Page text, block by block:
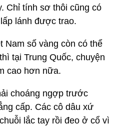
Chỉ tính sơ thôi cũng có
lánh được trao.
số vàng còn có thể
tại Trung Quốc, chuyện
cao hơn nữa.
choáng ngợp trước
cấp. Các cô dâu xứ
lắc tay rồi đeo ở cổ vì